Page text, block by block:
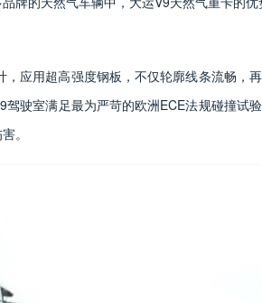
应用超高强度钢板，不仅轮廓线条流畅，
驶室满足最为严苛的欧洲ECE法规碰撞试
。